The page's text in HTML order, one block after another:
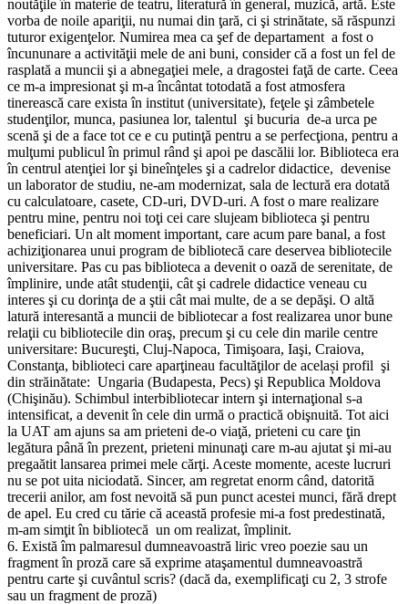
noutăţile în materie de teatru, literatură în general, muzică, artă. Este
vorba de noile apariţii, nu numai din ţară, ci şi strinătate, să răspunzi
tuturor exigenţelor. Numirea mea ca şef de departament a fost o
încununare a activităţii mele de ani buni, consider că a fost un fel de
rasplată a muncii şi a abnegaţiei mele, a dragostei faţă de carte. Ceea
ce m-a impresionat şi m-a încântat totodată a fost atmosfera
tinerească care exista în institut (universitate), feţele şi zâmbetele
studenţilor, munca, pasiunea lor, talentul şi bucuria de-a urca pe
scenă şi de a face tot ce e cu putinţă pentru a se perfecţiona, pentru a
mulţumi publicul în primul rând şi apoi pe dascălii lor. Biblioteca era
în centrul atenţiei lor şi bineînţeles şi a cadrelor didactice, devenise
un laborator de studiu, ne-am modernizat, sala de lectură era dotată
cu calculatoare, casete, CD-uri, DVD-uri. A fost o mare realizare
pentru mine, pentru noi toţi cei care slujeam biblioteca şi pentru
beneficiari. Un alt moment important, care acum pare banal, a fost
achiziţionarea unui program de bibliotecă care deservea bibliotecile
universitare. Pas cu pas biblioteca a devenit o oază de serenitate, de
împlinire, unde atât studenţii, cât şi cadrele didactice veneau cu
interes şi cu dorinţa de a ştii cât mai multe, de a se depăşi. O altă
latură interesantă a muncii de bibliotecar a fost realizarea unor bune
relaţii cu bibliotecile din oraş, precum şi cu cele din marile centre
universitare: Bucureşti, Cluj-Napoca, Timişoara, Iaşi, Craiova,
Constanţa, biblioteci care aparţineau facultăţilor de același profil şi
din străinătate: Ungaria (Budapesta, Pecs) şi Republica Moldova
(Chişinău). Schimbul interbibliotecar intern şi internaţional s-a
intensificat, a devenit în cele din urmă o practică obişnuită. Tot aici
la UAT am ajuns sa am prieteni de-o viaţă, prieteni cu care ţin
legătura până în prezent, prieteni minunaţi care m-au ajutat şi mi-au
pregaătit lansarea primei mele cărţi. Aceste momente, aceste lucruri
nu se pot uita niciodată. Sincer, am regretat enorm când, datorită
trecerii anilor, am fost nevoită să pun punct acestei munci, fără drept
de apel. Eu cred cu tărie că această profesie mi-a fost predestinată,
m-am simţit în bibliotecă un om realizat, împlinit.
6. Există îm palmaresul dumneavoastră liric vreo poezie sau un
fragment în proză care să exprime ataşamentul dumneavoastră
pentru carte şi cuvântul scris? (dacă da, exemplificaţi cu 2, 3 strofe
sau un fragment de proză)